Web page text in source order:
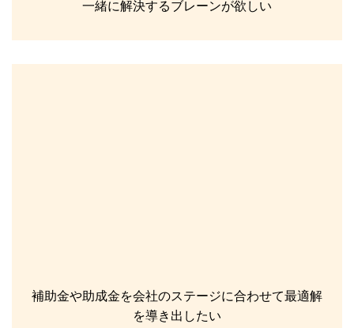
一緒に解決するブレーンが欲しい
補助金や助成金を会社のステージに合わせて最適解
を導き出したい